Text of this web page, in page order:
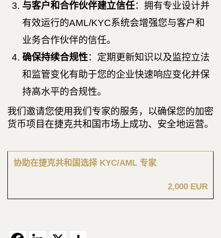
与客户和合作伙伴建立信任：拥有专业设计并
有效运行的AML/KYC系统会增强您与客户和
业务合作伙伴的信任。
确保持续合规性：定期更新知识以及监控立法
和监管变化有助于您的企业快速响应变化并保
持高水平的合规性。
我们邀请您使用我们专家的服务，以确保您的加密
货币项目在捷克共和国市场上成功、安全地运营。
协助在捷克共和国选择 KYC/AML 专家
2,000 EUR